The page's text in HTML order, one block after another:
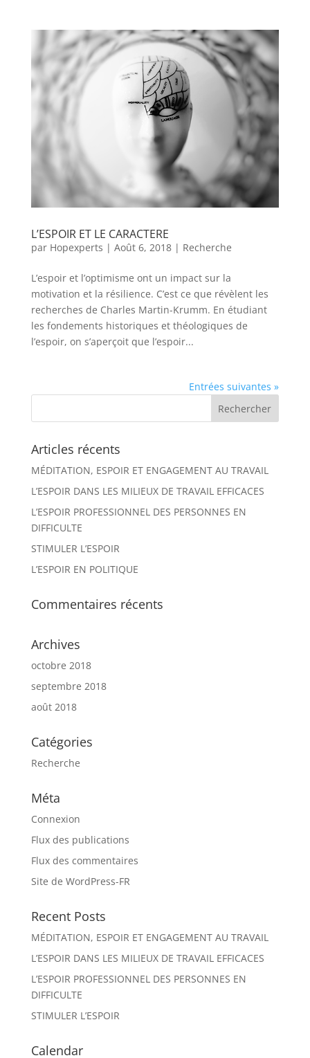
L’ESPOIR ET LE CARACTERE
par Hopexperts | Août 6, 2018| Recherche
L’espoir et l’optimisme ont un impact sur la
motivation et la résilience. C’est ce que révèlent les
recherches de Charles Martin-Krumm. En étudiant
les fondements historiques et théologiques de
l’espoir, on s’aperçoit que l’espoir...
Entrées suivantes »
Articles récents
MÉDITATION, ESPOIR ET ENGAGEMENT AU TRAVAIL
L’ESPOIR DANS LES MILIEUX DE TRAVAIL EFFICACES
L’ESPOIR PROFESSIONNEL DES PERSONNES EN
DIFFICULTE
STIMULER L’ESPOIR
L’ESPOIR EN POLITIQUE
Commentaires récents
Archives
octobre 2018
septembre 2018
août 2018
Catégories
Recherche
Méta
Connexion
Flux des publications
Flux des commentaires
Site de WordPress-FR
Recent Posts
MÉDITATION, ESPOIR ET ENGAGEMENT AU TRAVAIL
L’ESPOIR DANS LES MILIEUX DE TRAVAIL EFFICACES
L’ESPOIR PROFESSIONNEL DES PERSONNES EN
DIFFICULTE
STIMULER L’ESPOIR
Calendar